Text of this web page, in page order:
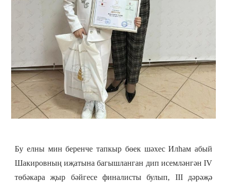
Бу елны мин беренче тапкыр бөек шәхес Илһам абый
Шакировның иҗатына багышланган дип исемләнгән IV
төбәкара җыр бәйгесе финалисты булып, III дәрәҗә